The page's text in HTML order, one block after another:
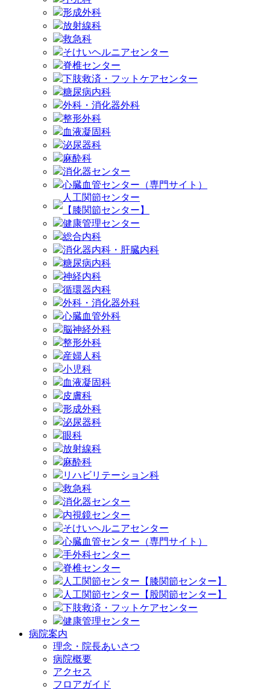
形成外科
放射線科
救急科
そけいヘルニアセンター
脊椎センター
下肢救済・フットケアセンター
糖尿病内科
外科・消化器外科
整形外科
血液凝固科
泌尿器科
麻酔科
消化器センター
心臓血管センター（専門サイト）
人工関節センター
【膝関節センター】
健康管理センター
総合内科
消化器内科・肝臓内科
糖尿病内科
神経内科
循環器内科
外科・消化器外科
心臓血管外科
脳神経外科
整形外科
産婦人科
小児科
血液凝固科
皮膚科
形成外科
泌尿器科
眼科
放射線科
麻酔科
リハビリテーション科
救急科
消化器センター
内視鏡センター
そけいヘルニアセンター
心臓血管センター（専門サイト）
手外科センター
脊椎センター
人工関節センター【膝関節センター】
人工関節センター【股関節センター】
下肢救済・フットケアセンター
健康管理センター
病院案内
理念・院長あいさつ
病院概要
アクセス
フロアガイド